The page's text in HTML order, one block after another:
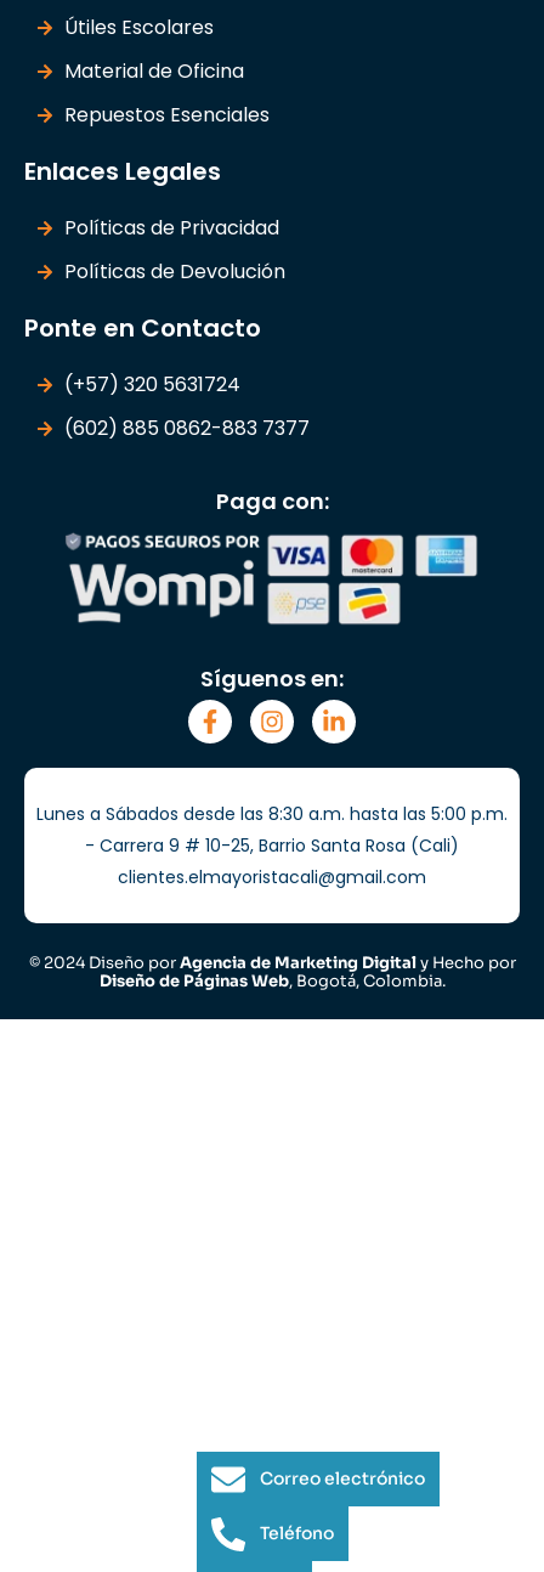
Útiles Escolares
Material de Oficina
Repuestos Esenciales
Enlaces Legales
Políticas de Privacidad
Políticas de Devolución
Ponte en Contacto
(+57) 320 5631724
(602) 885 0862-883 7377
Paga con:
Síguenos en:
Lunes a Sábados desde las 8:30 a.m. hasta las 5:00 p.m.
- Carrera 9 # 10-25, Barrio Santa Rosa (Cali)
clientes.elmayoristacali@gmail.com
© 2024 Diseño porAgencia de Marketing Digitaly Hecho por
Diseño de Páginas Web, Bogotá, Colombia.
Correo electrónico
Teléfono